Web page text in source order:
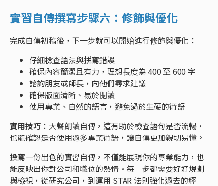
實習自傳撰寫步驟六：修飾與優化
完成自傳初稿後，下一步就可以開始進行修飾與優化：
仔細檢查語法與拼寫錯誤
確保內容簡潔且有力，理想長度為 400 至 600 字
諮詢朋友或師長，向他們尋求建議
確保版面清晰、易於閱讀
使用專業、自然的語言，避免過於生硬的術語
實用技巧 ：大聲朗讀自傳，這有助於檢查語句是否流暢，
也能確認是否使用過多專業術語，讓自傳更加親切易懂。
撰寫一份出色的實習自傳，不僅能展現你的專業能力，也
能反映出你對公司和職位的熱情。每一步都需要好好規劃
與檢視，從研究公司，到運用 STAR 法則強化過去的經